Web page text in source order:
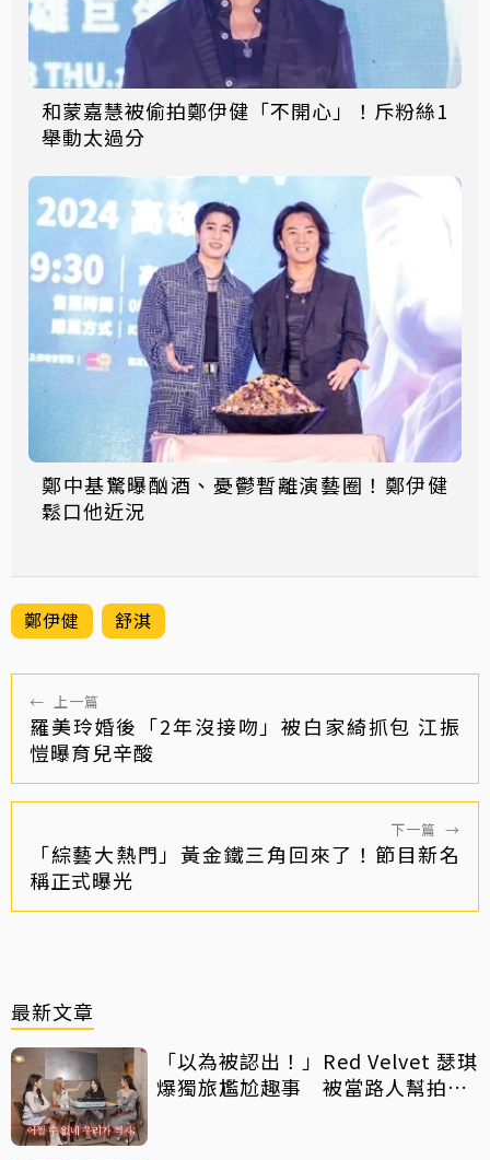
和蒙嘉慧被偷拍鄭伊健「不開心」！斥粉絲1
舉動太過分
鄭中基驚曝酗酒、憂鬱暫離演藝圈！鄭伊健
鬆口他近況
鄭伊健 舒淇
← 上一篇
羅美玲婚後「2年沒接吻」被白家綺抓包 江振
愷曝育兒辛酸
下一篇 →
「綜藝大熱門」黃金鐵三角回來了！節目新名
稱正式曝光
最新文章
「以為被認出！」Red Velvet 瑟琪
爆獨旅尷尬趣事 被當路人幫拍合